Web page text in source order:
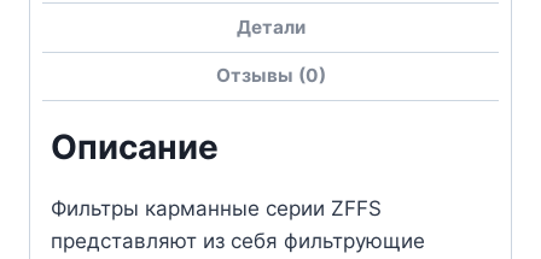
Детали
Отзывы (0)
Описание
Фильтры карманные серии ZFFS
представляют из себя фильтрующие